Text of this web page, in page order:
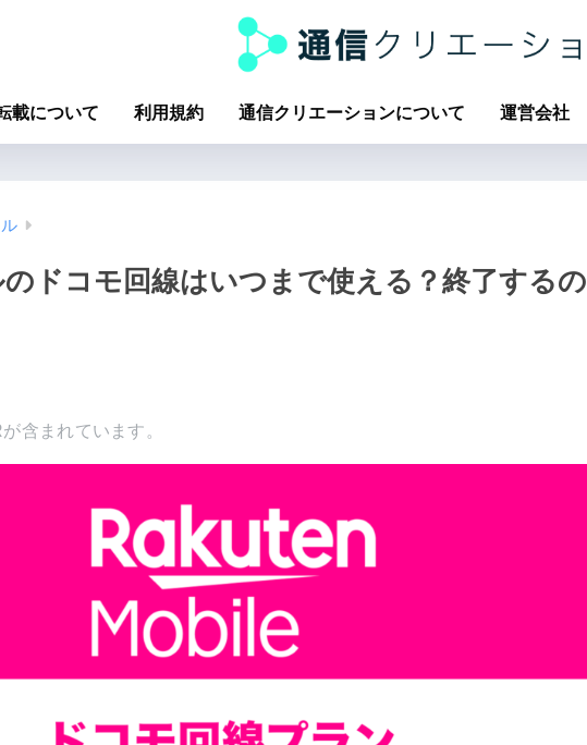
載について 利用規約 通信クリエーションについて 運営会社
ドコモ回線はいつまで使える？終了するの
含まれています。